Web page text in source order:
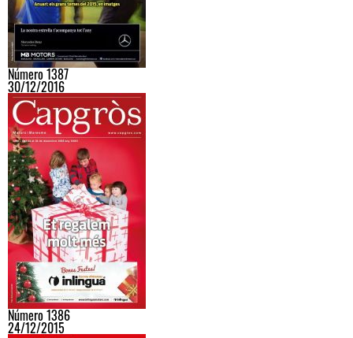
Número 1387
30/12/2016
Número 1386
24/12/2015